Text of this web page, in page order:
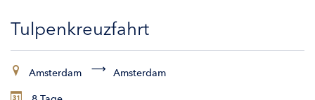
KABINEN
Tulpenkreuzfahrt
Amsterdam Amsterdam